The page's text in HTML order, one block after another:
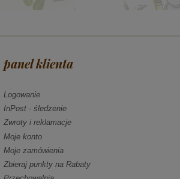
panel klienta
Logowanie
InPost - śledzenie
Zwroty i reklamacje
Moje konto
Moje zamówienia
Zbieraj punkty na Rabaty